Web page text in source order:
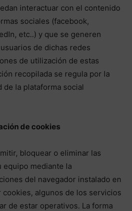
interactuar con el contenido
sociales (facebook,
etc..) y que se generen
de dichas redes
de utilización de estas
recopilada se regula por la
de la plataforma social
de cookies
bloquear o eliminar las
equipo mediante la
del navegador instalado en
cookies, algunos de los servicios
de estar operativos. La forma